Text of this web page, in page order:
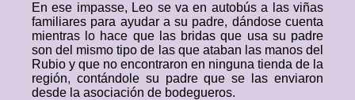
En ese impasse, Leo se va en autobús a las viñas
familiares para ayudar a su padre, dándose cuenta
mientras lo hace que las bridas que usa su padre
son del mismo tipo de las que ataban las manos del
Rubio y que no encontraron en ninguna tienda de la
región, contándole su padre que se las enviaron
desde la asociación de bodegueros.